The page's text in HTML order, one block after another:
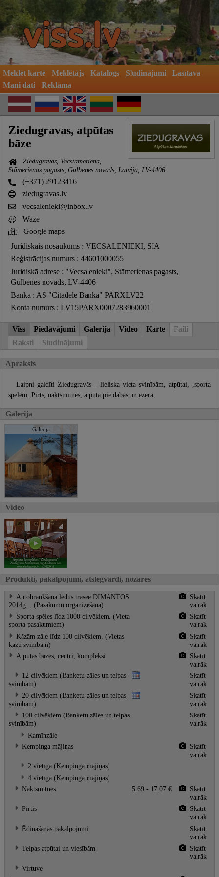
Meklēt kartē Meklētājs Katalogs Sludinājumi
Lasītava
Mani dati
Reklāma
Ziedugravas, atpūtas
bāze
Ziedugravas, Vecstāmeriena,
Stāmerienas pagasts, Gulbenes novads, Latvija, LV-4406
(+371) 29123416
ziedugravas.lv
vecsalenieki@inbox.lv
Waze
Google maps
Juridiskais nosaukums : VECSALENIEKI, SIA
Reģistrācijas numurs : 44601000055
Juridiskā adrese : "Vecsalenieki", Stāmerienas pagasts,
Gulbenes novads, LV-4406
Banka : AS "Citadele Banka" PARXLV22
Konta numurs : LV15PARX0007283960001
Viss Piedāvājumi Galerija Video Karte
Faili
Raksti
Sludinājumi
Apraksts
Laipni gaidīti Ziedugravās - lieliska vieta svinībām, atpūtai, ,sporta
spēlēm. Pirts, naktsmītnes, atpūta pie dabas un ezera.
Galerija
Galerija
Video
Produkti, pakalpojumi, atslēgvārdi, nozares
Autobraukšana ledus trasee DIMANTOS
2014g. . (Pasākumu organizēšana)
Skatīt
vairāk
Sporta spēles līdz 1000 cilvēkiem. (Vieta
sporta pasākumiem)
Skatīt
vairāk
Kāzām zāle līdz 100 cilvēkiem. (Vietas
kāzu svinībām)
Skatīt
vairāk
Atpūtas bāzes, centri, kompleksi
Skatīt
vairāk
12 cilvēkiem (Banketu zāles un telpas
svinībām)
Skatīt
vairāk
20 cilvēkiem (Banketu zāles un telpas
svinībām)
Skatīt
vairāk
100 cilvēkiem (Banketu zāles un telpas
svinībām)
Skatīt
vairāk
Kamīnzāle
Kempinga mājiņas
Skatīt
vairāk
2 vietīga (Kempinga mājiņas)
4 vietīga (Kempinga mājiņas)
Naktsmītnes
5.69 - 17.07 €
Skatīt
vairāk
Pirtis
Skatīt
vairāk
Ēdināšanas pakalpojumi
Skatīt
vairāk
Telpas atpūtai un viesībām
Skatīt
vairāk
Virtuve